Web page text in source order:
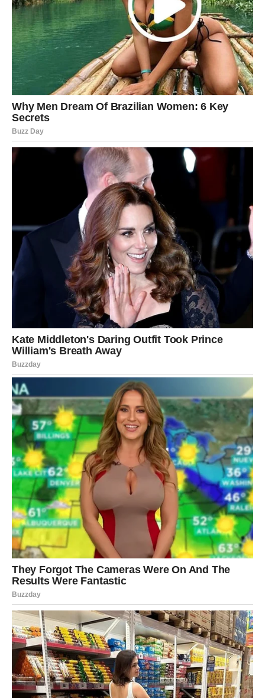
Možda će se pojaviti mali znakovi – jedan razgovor, jedna
vest ili jedan susret koji vam pokazuje da ste na pravom
putu. Upravo takvi trenuci često imaju najveći značaj jer
vraćaju osećaj sigurnosti.